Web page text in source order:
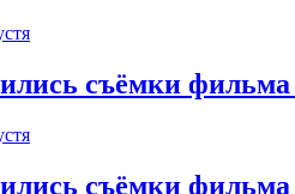
съёмки
съёмки